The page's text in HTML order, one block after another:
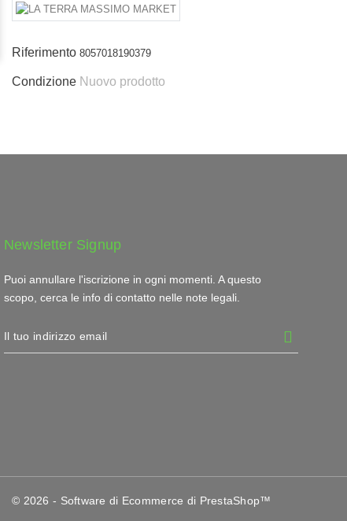
Riferimento 8057018190379
Condizione Nuovo prodotto
Newsletter Signup
Puoi annullare l'iscrizione in ogni momenti. A questo
scopo, cerca le info di contatto nelle note legali.
© 2026 - Software di Ecommerce di PrestaShop™